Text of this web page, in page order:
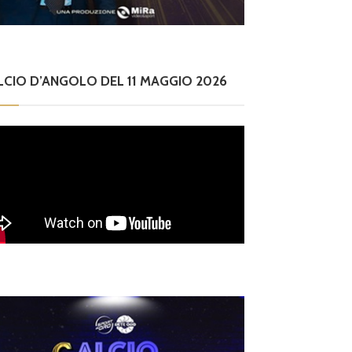
D’ANGOLO DEL 11 MAGGIO 2026